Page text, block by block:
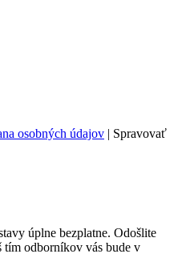
osobných údajov | Spravovať
úplne bezplatne. Odošlite
tím odborníkov vás bude v